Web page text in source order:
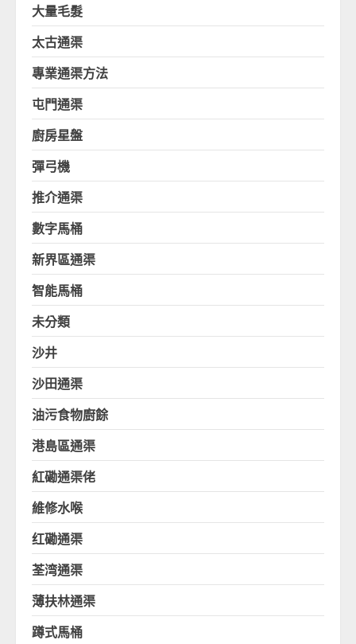
大量毛髮
太古通渠
專業通渠方法
屯門通渠
廚房星盤
彈弓機
推介通渠
數字馬桶
新界區通渠
智能馬桶
未分類
沙井
沙田通渠
油污食物廚餘
港島區通渠
紅磡通渠佬
維修水喉
红磡通渠
荃湾通渠
薄扶林通渠
蹲式馬桶